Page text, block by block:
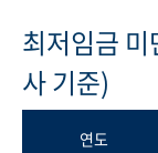
최저임금
사 기준)
연도